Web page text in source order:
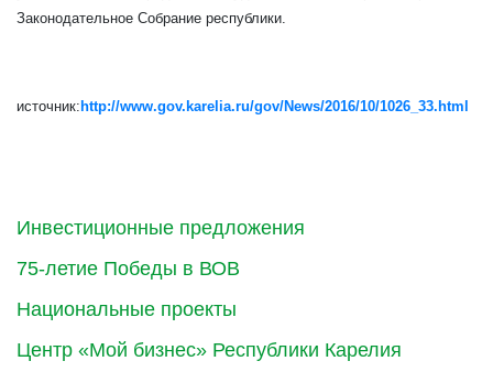
Инвестиционные предложения
75-летие Победы в ВОВ
Национальные проекты
Центр «Мой бизнес» Республики Карелия
Законодательное Собрание республики.
источник: http://www.gov.karelia.ru/gov/News/2016/10/1026_33.html